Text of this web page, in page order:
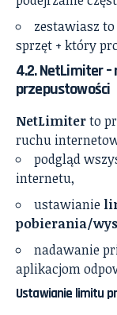
zestawiasz
sprzęt + który
4.2. NetLimiter
przepustowości
NetLimiterto
ruchu
podgląd
internetu,
ustawianie
pobierania/
nadawanie
aplikacjom
Ustawianie limitu